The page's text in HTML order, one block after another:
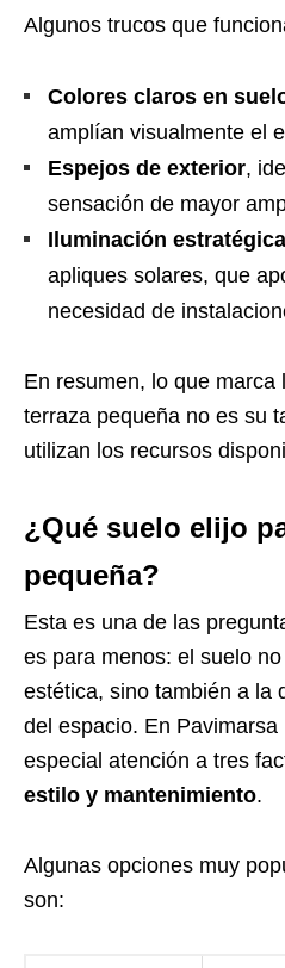
Algunos trucos que
Colores claros en
amplían visualmente el
Espejos de exterior,
sensación de mayor
Iluminación estratégica
apliques solares, que
necesidad de
En resumen, lo que marca
terraza pequeña no es su
utilizan los recursos
¿Qué suelo elijo
pequeña?
Esta es una de las
es para menos: el suelo
estética, sino también a la
del espacio. En
especial atención a tres
estilo y mantenimiento.
Algunas opciones muy
son: